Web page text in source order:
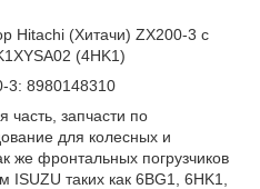
Hitachi (Хитачи) ZX200-3 с
(4HK1)
3: 8980148310
часть, запчасти по
для колесных и
же фронтальных погрузчиков
таких как 6BG1, 6HK1,